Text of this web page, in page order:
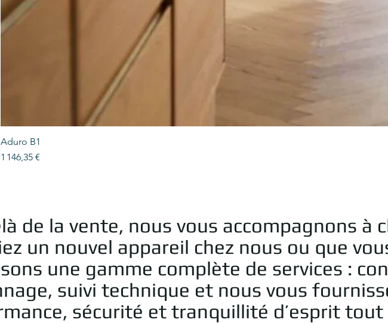
Aduro B1
Prix
1 146,35 €
de la vente, nous vous accompagnons
un nouvel appareil chez nous ou que
une gamme complète de services :
suivi technique et nous vous
sécurité et tranquillité d’esprit